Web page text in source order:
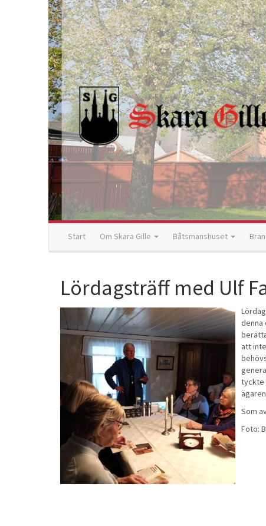
Start Om Skara Gille Båtsmanshuset
Lördagsträff med Ulf
denna
att
tyckte
Som
Foto: